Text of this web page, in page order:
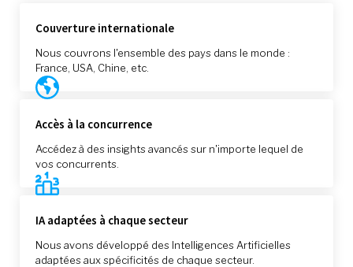
Couverture internationale
Nous couvrons l'ensemble des pays dans le monde :
France, USA, Chine, etc.
Accès à la concurrence
Accédez à des insights avancés sur n'importe lequel de
vos concurrents.
IA adaptées à chaque secteur
Nous avons développé des Intelligences Artificielles
adaptées aux spécificités de chaque secteur.